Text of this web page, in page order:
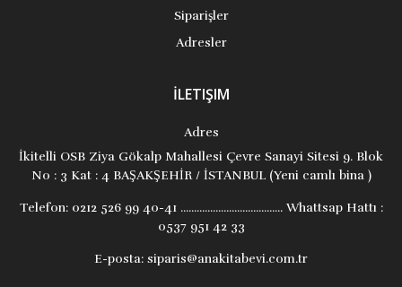
Siparişler
Adresler
İLETIŞIM
Adres
İkitelli OSB Ziya Gökalp Mahallesi Çevre Sanayi Sitesi 9. Blok
No : 3 Kat : 4 BAŞAKŞEHİR / İSTANBUL (Yeni camlı bina )
Telefon:0212 526 99 40-41 ...................................... Whattsap Hattı :
0537 951 42 33
E-posta: siparis@anakitabevi.com.tr